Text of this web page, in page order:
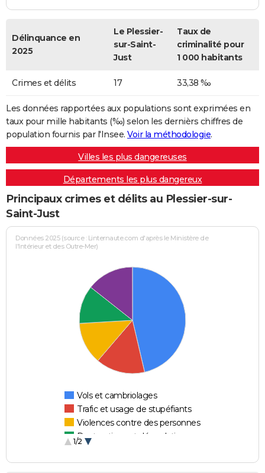
Délinquance en
2025
Le Plessier-
sur-Saint-
Just
Taux de
criminalité pour
1 000 habitants
Crimes et délits 17 33,38 ‰
Les données rapportées aux populations sont exprimées en
taux pour mille habitants (‰) selon les dernièrs chiffres de
population fournis par l'Insee. Voir la méthodologie.
Villes les plus dangereuses
Départements les plus dangereux
Principaux crimes et délits au Plessier-sur-
Saint-Just
Données 2025 (source : Linternaute.com d'après le Ministère de
l'Intérieur et des Outre-Mer)
Vols et cambriolages
Trafic et usage de stupéfiants
Violences contre des personnes
Destructions et dégradations
1/2